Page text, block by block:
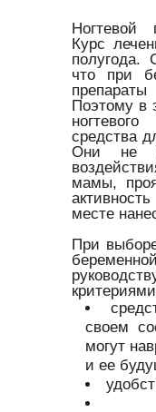
Ногтевой
Курс
полугода.
что при
Поэтому в
средства
Они не
мамы,
месте
При
своем
могут
и ее